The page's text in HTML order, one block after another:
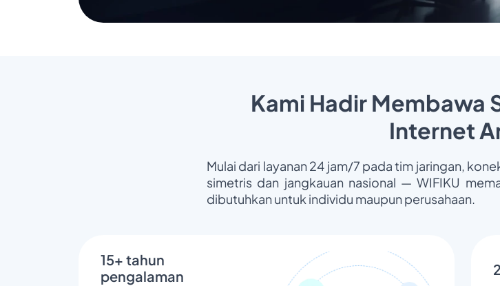
Kami Hadir Membawa
Internet
Mulai dari layanan 24 jam/7 pada tim jaringan,
simetris dan jangkauan nasional — WIFIKU
dibutuhkan untuk individu maupun perusahaan.
15+ tahun
pengalaman